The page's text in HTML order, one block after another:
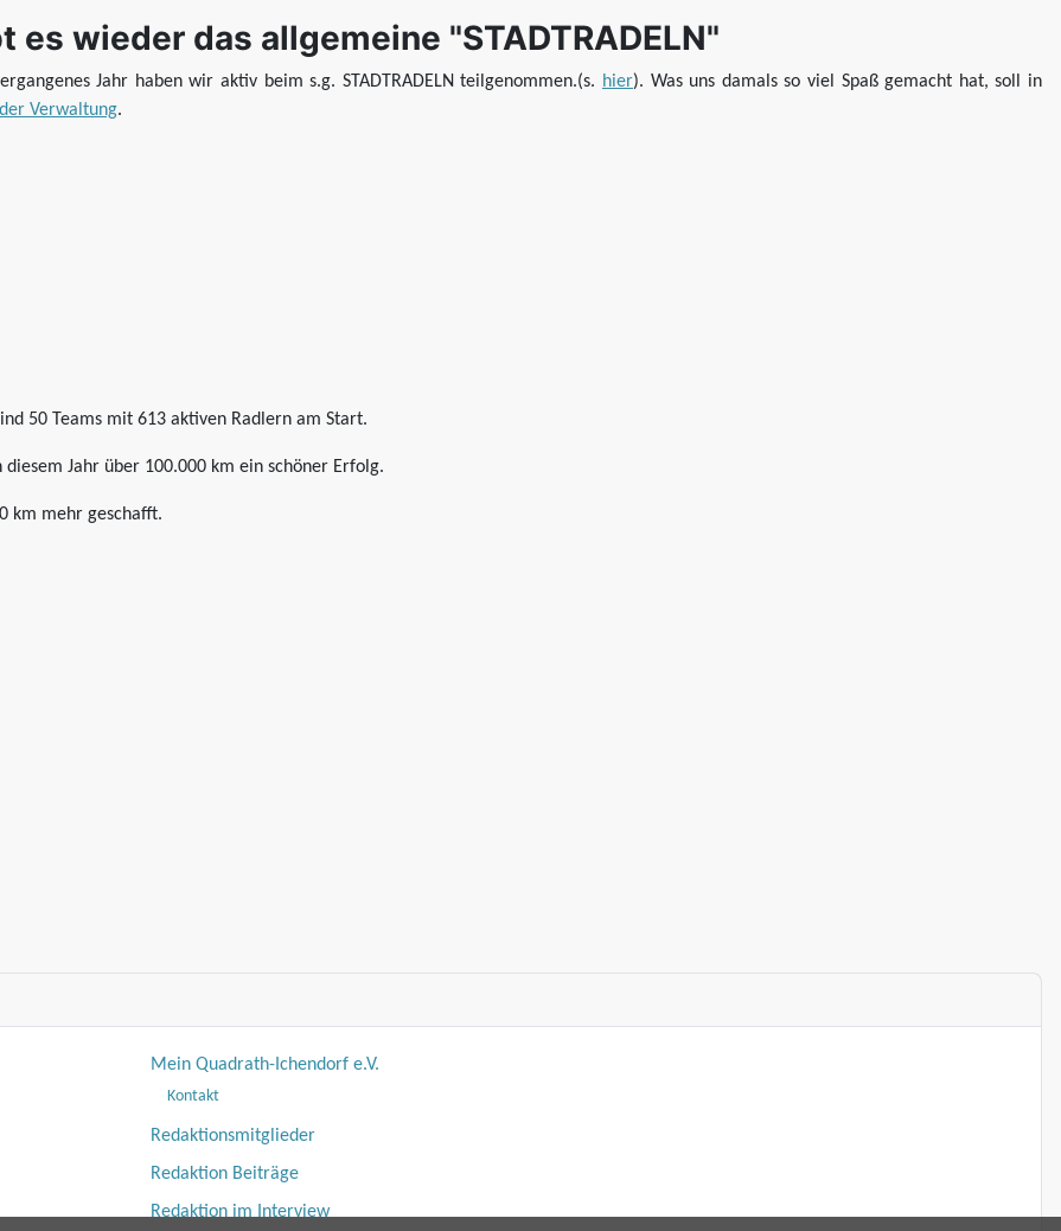
es wieder das allgemeine "STADTRADELN"
Jahr haben wir aktiv beim s.g. STADTRADELN teilgenommen.(s. hier). Was uns damals so viel Spaß gemacht hat, soll in
Verwaltung.
50 Teams mit 613 aktiven Radlern am Start.
Jahr über 100.000 km ein schöner Erfolg.
km mehr geschafft.
Mein Quadrath-Ichendorf e.V.
Kontakt
Redaktionsmitglieder
Redaktion Beiträge
Redaktion im Interview